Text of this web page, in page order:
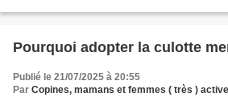
Pourquoi adopter la culotte
Publié le 21/07/2025 à 20:55
Par Copines, mamans et femmes ( très )